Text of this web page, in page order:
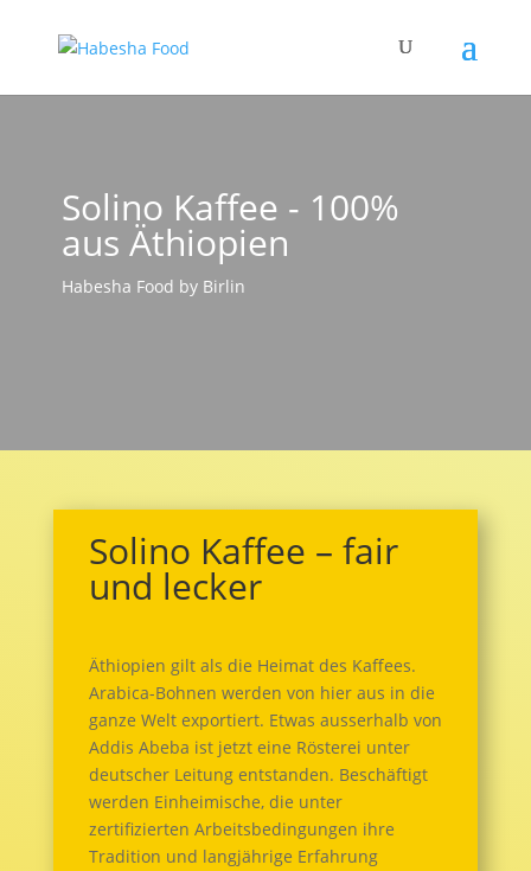
Solino Kaffee - 100%
aus Äthiopien
Habesha Food by Birlin
Solino Kaffee – fair
und lecker
Äthiopien gilt als die Heimat des Kaffees.
Arabica-Bohnen werden von hier aus in die
ganze Welt exportiert. Etwas ausserhalb von
Addis Abeba ist jetzt eine Rösterei unter
deutscher Leitung entstanden. Beschäftigt
werden Einheimische, die unter
zertifizierten Arbeitsbedingungen ihre
Tradition und langjährige Erfahrung